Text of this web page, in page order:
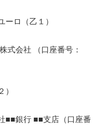
ーロ（乙１）
会社 （口座番号：
）
■■銀行 ■■支店（口座番